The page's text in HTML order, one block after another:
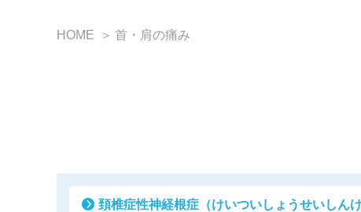
HOME 首・肩の痛み
頚椎症性神経根症 （けいついしょうせいしん